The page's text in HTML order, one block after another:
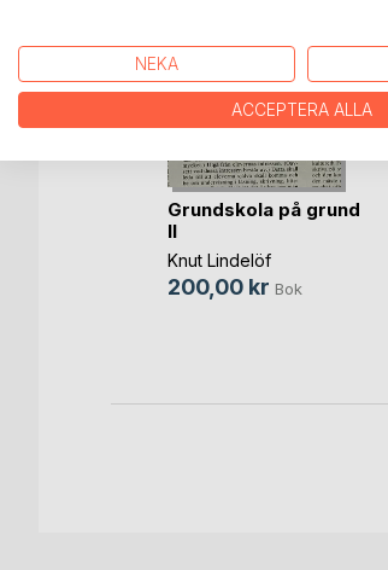
Grundskola på grund
II
Knut Lindelöf
200,00 kr Bok
NEKA
ACCEPTERA ALLA